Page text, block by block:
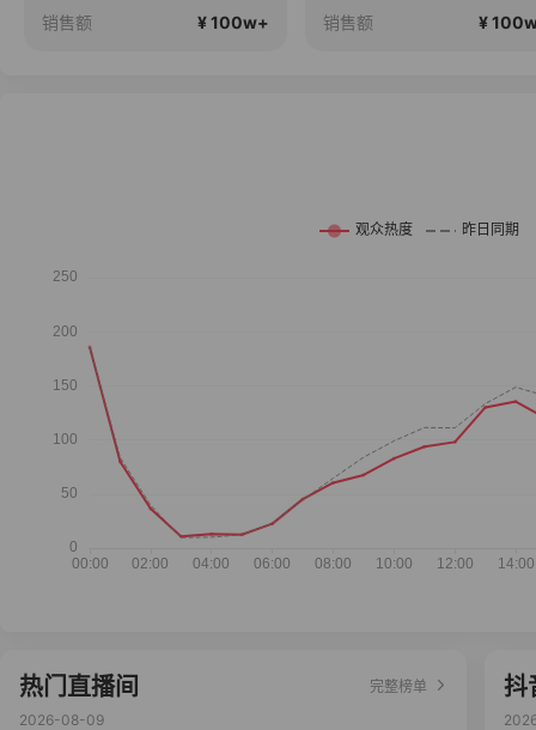
销售额 ¥ 100w+ 销售额 ¥
热门直播间
完整榜单
2026-08-09
抖